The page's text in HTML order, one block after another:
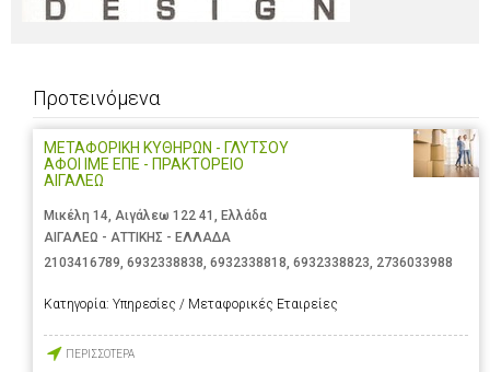
Προτεινόμενα
ΜΕΤΑΦΟΡΙΚΗ ΚΥΘΗΡΩΝ - ΓΛΥΤΣΟΥ
ΑΦΟΙ ΙΜΕ ΕΠΕ - ΠΡΑΚΤΟΡΕΙΟ
ΑΙΓΑΛΕΩ
Μικέλη 14, Αιγάλεω 122 41, Ελλάδα
ΑΙΓΑΛΕΩ - ΑΤΤΙΚΗΣ - ΕΛΛΑΔΑ
2103416789, 6932338838, 6932338818, 6932338823, 2736033988
Κατηγορία: Υπηρεσίες / Μεταφορικές Εταιρείες
ΠΕΡΙΣΣΟΤΕΡΑ